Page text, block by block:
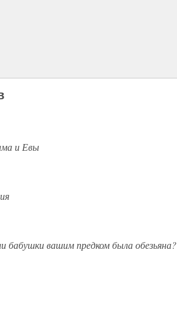
и Евы
бабушки вашим предком была обезьяна?